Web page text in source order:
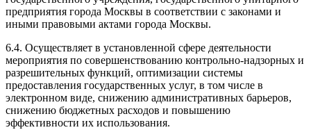
предприятия города Москвы в соответствии с законами и
иными правовыми актами города Москвы.
6.4. Осуществляет в установленной сфере деятельности
мероприятия по совершенствованию контрольно-надзорных и
разрешительных функций, оптимизации системы
предоставления государственных услуг, в том числе в
электронном виде, снижению административных барьеров,
снижению бюджетных расходов и повышению
эффективности их использования.